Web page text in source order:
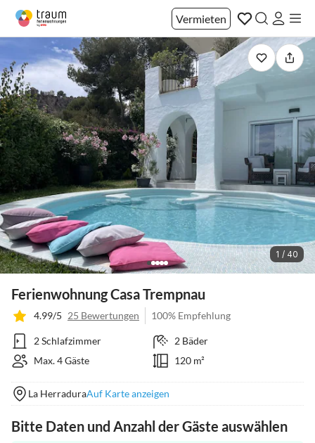
Vermieten
1 / 40
Ferienwohnung Casa Trempnau
4.99/5 25 Bewertungen 100% Empfehlung
2 Schlafzimmer
2 Bäder
Max. 4 Gäste
120 m²
La HerraduraAuf Karte anzeigen
Bitte Daten und Anzahl der Gäste auswählen